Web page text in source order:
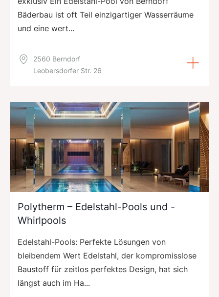
Bäderbau ist oft Teil einzigartiger Wasserräume
und eine wert...
2560 Berndorf
Leobersdorfer Str. 26
Polytherm – Edelstahl-Pools und -
Whirlpools
Edelstahl-Pools: Perfekte Lösungen von
bleibendem Wert Edelstahl, der kompromisslose
Baustoff für zeitlos perfektes Design, hat sich
längst auch im Ha...